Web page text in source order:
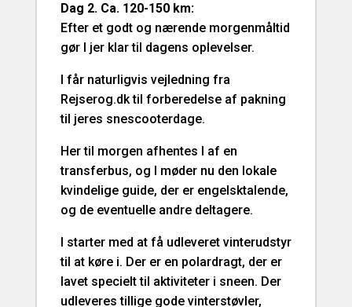
Dag 2. Ca. 120-150 km:
Efter et godt og nærende morgenmåltid
gør I jer klar til dagens oplevelser.
I får naturligvis vejledning fra
Rejserog.dk til forberedelse af pakning
til jeres snescooterdage.
Her til morgen afhentes I af en
transferbus, og I møder nu den lokale
kvindelige guide, der er engelsktalende,
og de eventuelle andre deltagere.
I starter med at få udleveret vinterudstyr
til at køre i. Der er en polardragt, der er
lavet specielt til aktiviteter i sneen. Der
udleveres tillige gode vinterstøvler,